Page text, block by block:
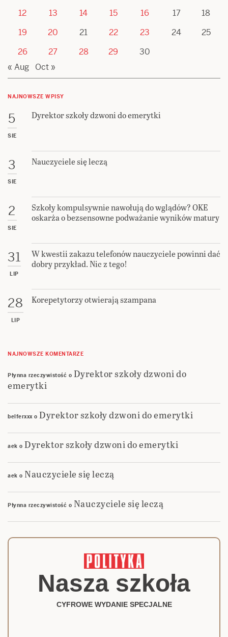
12
13 14 15 16 17
18
19
20 21 22 23 24
25
26
27 28 29
30
« Aug
Oct »
NAJNOWSZE WPISY
5
SIE
Dyrektor szkoły dzwoni do emerytki
3
SIE
Nauczyciele się leczą
2
SIE
Szkoły kompulsywnie nawołują do wglądów? OKE
oskarża o bezsensowne podważanie wyników matury
31
LIP
W kwestii zakazu telefonów nauczyciele powinni dać
dobry przykład. Nic z tego!
28
LIP
Korepetytorzy otwierają szampana
NAJNOWSZE KOMENTARZE
Płynna rzeczywistość o Dyrektor szkoły dzwoni do
emerytki
belferxxx o Dyrektor szkoły dzwoni do emerytki
aek o Dyrektor szkoły dzwoni do emerytki
aek o Nauczyciele się leczą
Płynna rzeczywistość o Nauczyciele się leczą
Nasza szkoła
CYFROWE WYDANIE SPECJALNE